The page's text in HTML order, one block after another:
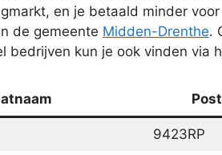
en je betaald minder
de gemeente Midden-Drenthe.
kun je ook vinden via
9423RP